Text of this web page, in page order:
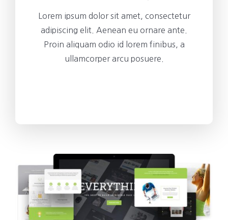
Lorem ipsum dolor sit amet, consectetur
adipiscing elit. Aenean eu ornare ante.
Proin aliquam odio id lorem finibus, a
ullamcorper arcu posuere.